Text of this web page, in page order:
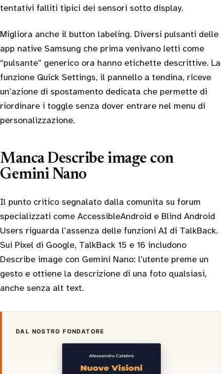
tentativi falliti tipici dei sensori sotto display.
Migliora anche il button labeling. Diversi pulsanti delle
app native Samsung che prima venivano letti come
“pulsante” generico ora hanno etichette descrittive. La
funzione Quick Settings, il pannello a tendina, riceve
un’azione di spostamento dedicata che permette di
riordinare i toggle senza dover entrare nel menu di
personalizzazione.
Manca Describe image con
Gemini Nano
Il punto critico segnalato dalla comunita su forum
specializzati come AccessibleAndroid e Blind Android
Users riguarda l’assenza delle funzioni AI di TalkBack.
Sui Pixel di Google, TalkBack 15 e 16 includono
Describe image con Gemini Nano: l’utente preme un
gesto e ottiene la descrizione di una foto qualsiasi,
anche senza alt text.
DAL NOSTRO FONDATORE